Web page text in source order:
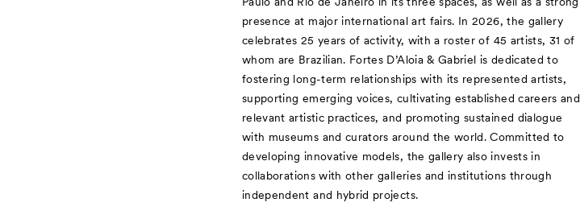
presence at major international art fairs. In 2026, the gallery
celebrates 25 years of activity, with a roster of 45 artists, 31 of
whom are Brazilian. Fortes D’Aloia & Gabriel is dedicated to
fostering long-term relationships with its represented artists,
supporting emerging voices, cultivating established careers and
relevant artistic practices, and promoting sustained dialogue
with museums and curators around the world. Committed to
developing innovative models, the gallery also invests in
collaborations with other galleries and institutions through
independent and hybrid projects.